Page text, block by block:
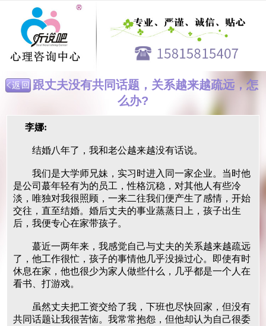
跟丈夫没有共同话题，关系越来越疏远，怎
么办?
李娜:
结婚八年了，我和老公越来越没有话说。
我们是大学师兄妹，实习时进入同一家企业。当时他
是公司蕞年轻有为的员工，性格沉稳，对其他人有些冷
淡，唯独对我很照顾，一来二往我们便产生了感情，开始
交往，直至结婚。婚后丈夫的事业蒸蒸日上，孩子出生
后，我便专心在家带孩子。
蕞近一两年来，我感觉自己与丈夫的关系越来越疏远
了，他工作很忙，孩子的事情他几乎没操过心。即使有时
休息在家，他也很少为家人做些什么，几乎都是一个人在
看书、打游戏。
虽然丈夫把工资交给了我，下班也尽快回家，但没有
共同话题让我很苦恼。我常常抱怨，但他却认为自己很委